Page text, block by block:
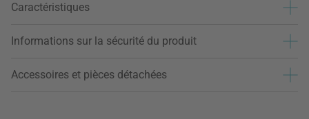
Caractéristiques
Informations sur la sécurité du produit
Accessoires et pièces détachées